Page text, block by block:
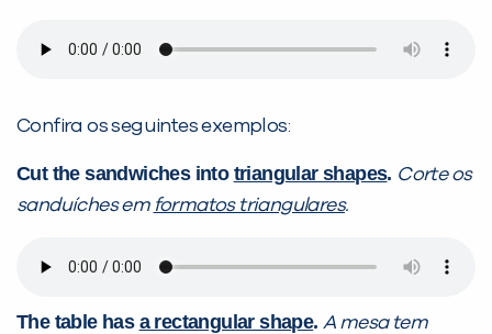
Confira os seguintes exemplos:
Cut the sandwiches into triangular shapes. Corte os
sanduíches em formatos triangulares.
The table has a rectangular shape.A mesa tem